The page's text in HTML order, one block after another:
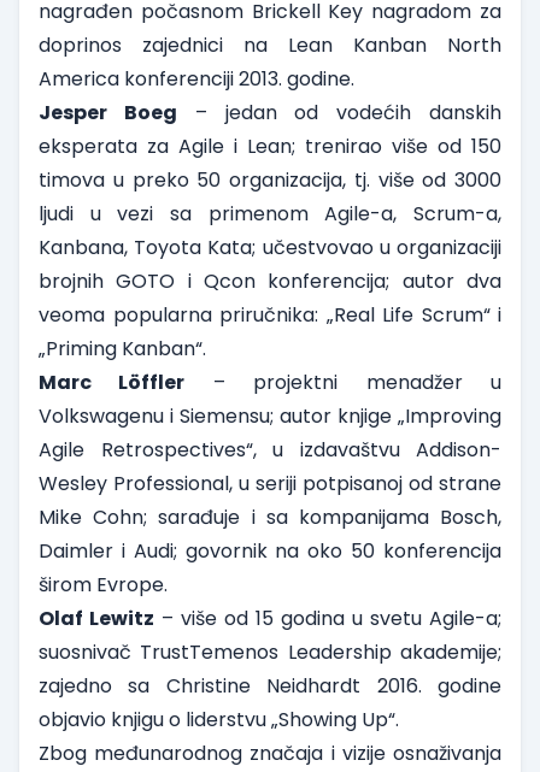
nagrađen počasnom Brickell Key nagradom za
doprinos zajednici na Lean Kanban North
America konferenciji 2013. godine.
Jesper Boeg – jedan od vodećih danskih
eksperata za Agile i Lean; trenirao više od 150
timova u preko 50 organizacija, tj. više od 3000
ljudi u vezi sa primenom Agile-a, Scrum-a,
Kanbana, Toyota Kata; učestvovao u organizaciji
brojnih GOTO i Qcon konferencija; autor dva
veoma popularna priručnika: „Real Life Scrum“ i
„Priming Kanban“.
Marc Löffler – projektni menadžer u
Volkswagenu i Siemensu; autor knjige „Improving
Agile Retrospectives“, u izdavaštvu Addison-
Wesley Professional, u seriji potpisanoj od strane
Mike Cohn; sarađuje i sa kompanijama Bosch,
Daimler i Audi; govornik na oko 50 konferencija
širom Evrope.
Olaf Lewitz – više od 15 godina u svetu Agile-a;
suosnivač TrustTemenos Leadership akademije;
zajedno sa Christine Neidhardt 2016. godine
objavio knjigu o liderstvu „Showing Up“.
Zbog međunarodnog značaja i vizije osnaživanja